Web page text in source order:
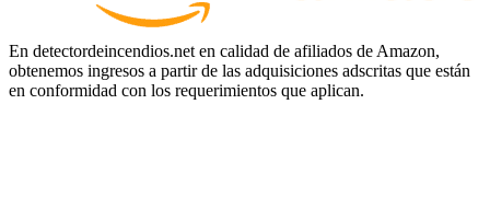
En detectordeincendios.net en calidad de afiliados de Amazon,
obtenemos ingresos a partir de las adquisiciones adscritas que están
en conformidad con los requerimientos que aplican.